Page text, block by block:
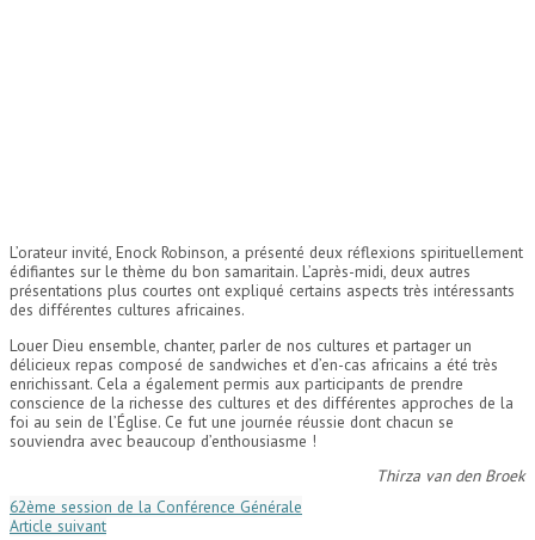
L’orateur invité, Enock Robinson, a présenté deux réflexions spirituellement
édifiantes sur le thème du bon samaritain. L’après-midi, deux autres
présentations plus courtes ont expliqué certains aspects très intéressants
des différentes cultures africaines.
Louer Dieu ensemble, chanter, parler de nos cultures et partager un
délicieux repas composé de sandwiches et d’en-cas africains a été très
enrichissant. Cela a également permis aux participants de prendre
conscience de la richesse des cultures et des différentes approches de la
foi au sein de l’Église. Ce fut une journée réussie dont chacun se
souviendra avec beaucoup d’enthousiasme !
Thirza van den Broek
62ème session de la Conférence Générale
Article suivant